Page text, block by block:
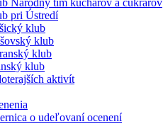
pri Ústredí
klub
klub
klub
klub
aktivít
o udeľovaní ocenení